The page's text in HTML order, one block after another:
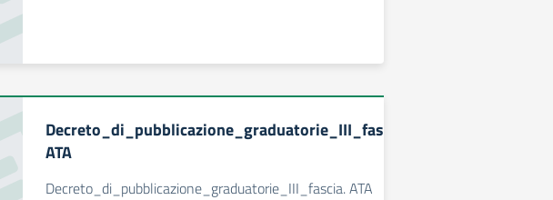
Decreto_di_pubblicazione_graduatorie_III_fascia.
ATA
Decreto_di_pubblicazione_graduatorie_III_fascia. ATA